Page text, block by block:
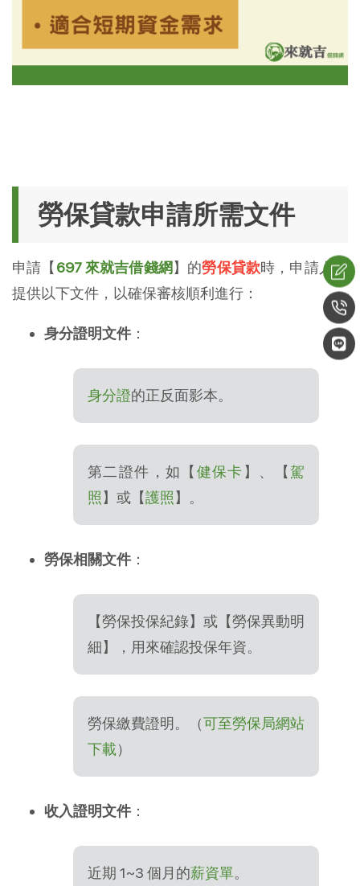
勞保貸款申請所需文件
申請【697 來就吉借錢網】的勞保貸款時，申請人需
提供以下文件，以確保審核順利進行：
身分證明文件：
身分證的正反面影本。
第二證件，如【健保卡】、【駕
照】或【護照】。
勞保相關文件：
【勞保投保紀錄】或【勞保異動明
細】，用來確認投保年資。
勞保繳費證明。（可至勞保局網站
下載）
收入證明文件：
近期 1~3 個月的薪資單。